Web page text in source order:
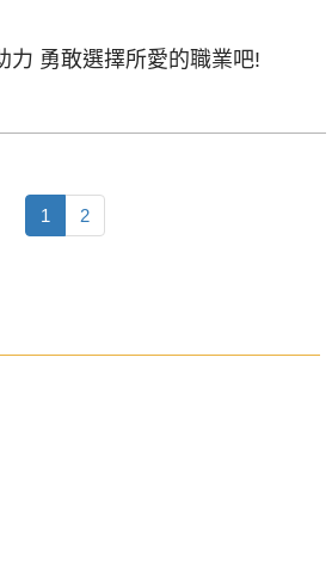
力 勇敢選擇所愛的職業吧!
1 2